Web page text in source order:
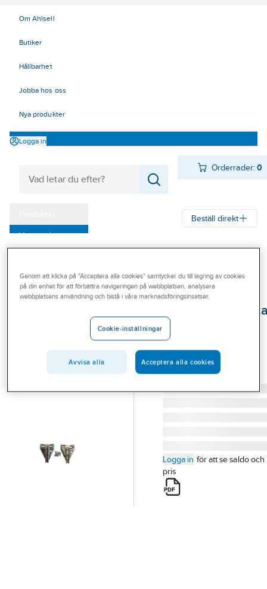
Om Ahlsell
Butiker
Hållbarhet
Jobba hos oss
Nya produkter
Logga in
Orderrader:0
Varumärken
Outlet
Branscher
Beställ direkt
A-COLLECTION
RENOVERINGSPLATTA
TIOMOSGRASS 2-PACK
Lev. artikelnr: 8033037
Logga in för att se saldo och
pris
Genom att klicka på "Acceptera alla cookies" samtycker du till lagring av cookies
på din enhet för att förbättra navigeringen på webbplatsen, analysera
webbplatsens användning och bistå i våra marknadsföringsinsatser.
Cookie-inställningar
Avvisa alla Acceptera alla cookies